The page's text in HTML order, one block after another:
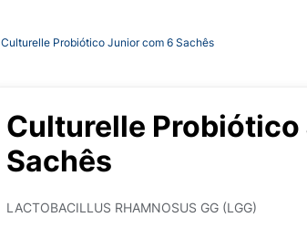
Culturelle Probiótico Junior com 6 Sachês
Culturelle
Sachês
LACTOBACILLUS RHAMNOSUS GG (LGG)